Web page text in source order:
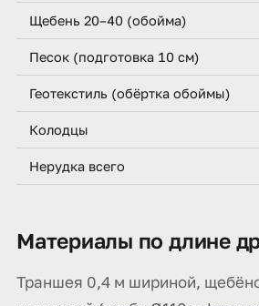
Щебень 20–40 (обойма)
Песок (подготовка 10 см)
Геотекстиль (обёртка обоймы)
Колодцы
Нерудка всего
Материалы по длине
Траншея 0,4 м шириной,